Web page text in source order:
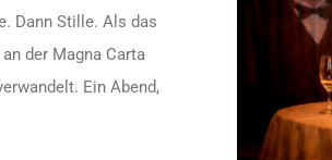
Dann Stille. Als das
der Magna Carta
Ein Abend,